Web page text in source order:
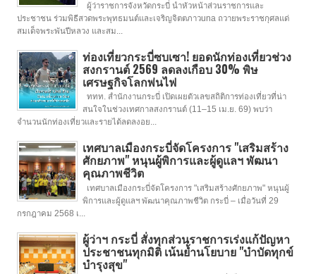
ผู้ว่าราชการจังหวัดกระบี่ นำหัวหน้าส่วนราชการและ
ประชาชน ร่วมพิธีสวดพระพุทธมนต์และเจริญจิตตภาวuna ถวายพระราชกุศลแด่
สมเด็จพระพันปีหลวง และสม...
ท่องเที่ยวกระบี่ซบเซา! ยอดนักท่องเที่ยวช่วง
สงกรานต์ 2569 ลดลงเกือบ 30% พิษ
เศรษฐกิจโลกพ่นไฟ
ททท. สำนักงานกระบี่ เปิดเผยตัวเลขสถิติการท่องเที่ยวที่น่า
สนใจในช่วงเทศกาลสงกรานต์ (11–15 เม.ย. 69) พบว่า
จำนวนนักท่องเที่ยวและรายได้ลดลงอย...
เทศบาลเมืองกระบี่จัดโครงการ "เสริมสร้าง
ศักยภาพ" หนุนผู้พิการและผู้ดูแลฯ พัฒนา
คุณภาพชีวิต
เทศบาลเมืองกระบี่จัดโครงการ "เสริมสร้างศักยภาพ" หนุนผู้
พิการและผู้ดูแลฯ พัฒนาคุณภาพชีวิต กระบี่ – เมื่อวันที่ 29
กรกฎาคม 2568 เ...
ผู้ว่าฯ กระบี่ สั่งทุกส่วนราชการเร่งแก้ปัญหา
ประชาชนทุกมิติ เน้นย้ำนโยบาย "บำบัดทุกข์
บำรุงสุข"